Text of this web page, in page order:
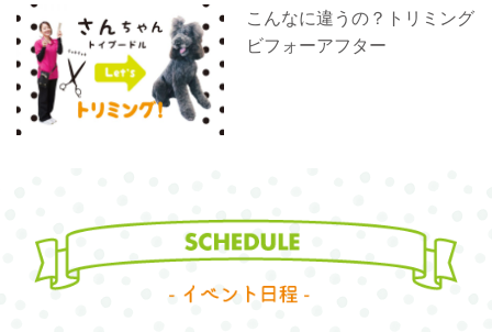
こんなに違うの？トリミング
ビフォーアフター